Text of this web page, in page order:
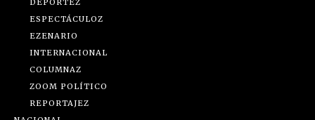
DEPORTEZ
ESPECTÁCULOZ
EZENARIO
INTERNACIONAL
COLUMNAZ
ZOOM POLÍTICO
REPORTAJEZ